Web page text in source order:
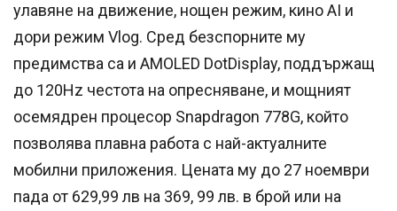
улавяне на движение, нощен режим, кино AI и
дори режим Vlog. Сред безспорните му
предимства са и AMOLED DotDisplay, поддържащ
до 120Hz честота на опресняване, и мощният
осемядрен процесор Snapdragon 778G, който
позволява плавна работа с най-актуалните
мобилни приложения. Цената му до 27 ноември
пада от 629,99 лв на 369, 99 лв. в брой или на